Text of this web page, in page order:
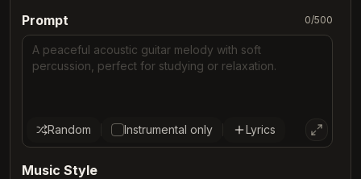
Prompt 0/500
Random Instrumental only Lyrics
Music Style